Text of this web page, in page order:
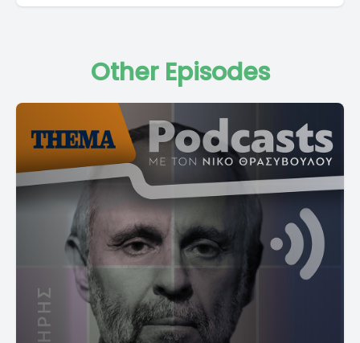
Other Episodes